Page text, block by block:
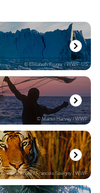
© Elisabeth Kruger / WWF-US
© Martin Harvey / WWF
© naturepl.com / Francois Savigny / WWF